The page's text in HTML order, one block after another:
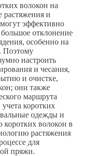
волокон на
растяжения и
эффективно
большое отклонение
особенно на
Поэтому
настроить
и чесания,
и очистке,
они также
маршрута
коротких
одежды и
коротких волокон в
растяжения
для
пряжи.